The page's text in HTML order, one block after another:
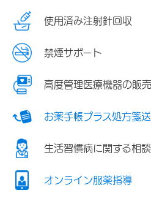
使用済み注射針回収
禁煙サポート
高度管理医療機器の販売
お薬手帳プラス処方箋
生活習慣病に関する相談
オンライン服薬指導